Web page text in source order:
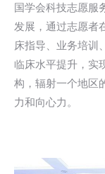
国学会科技志愿服
发展，通过志愿者
床指导、业务培训
临床水平提升，实
构，辐射一个地区
力和向心力。